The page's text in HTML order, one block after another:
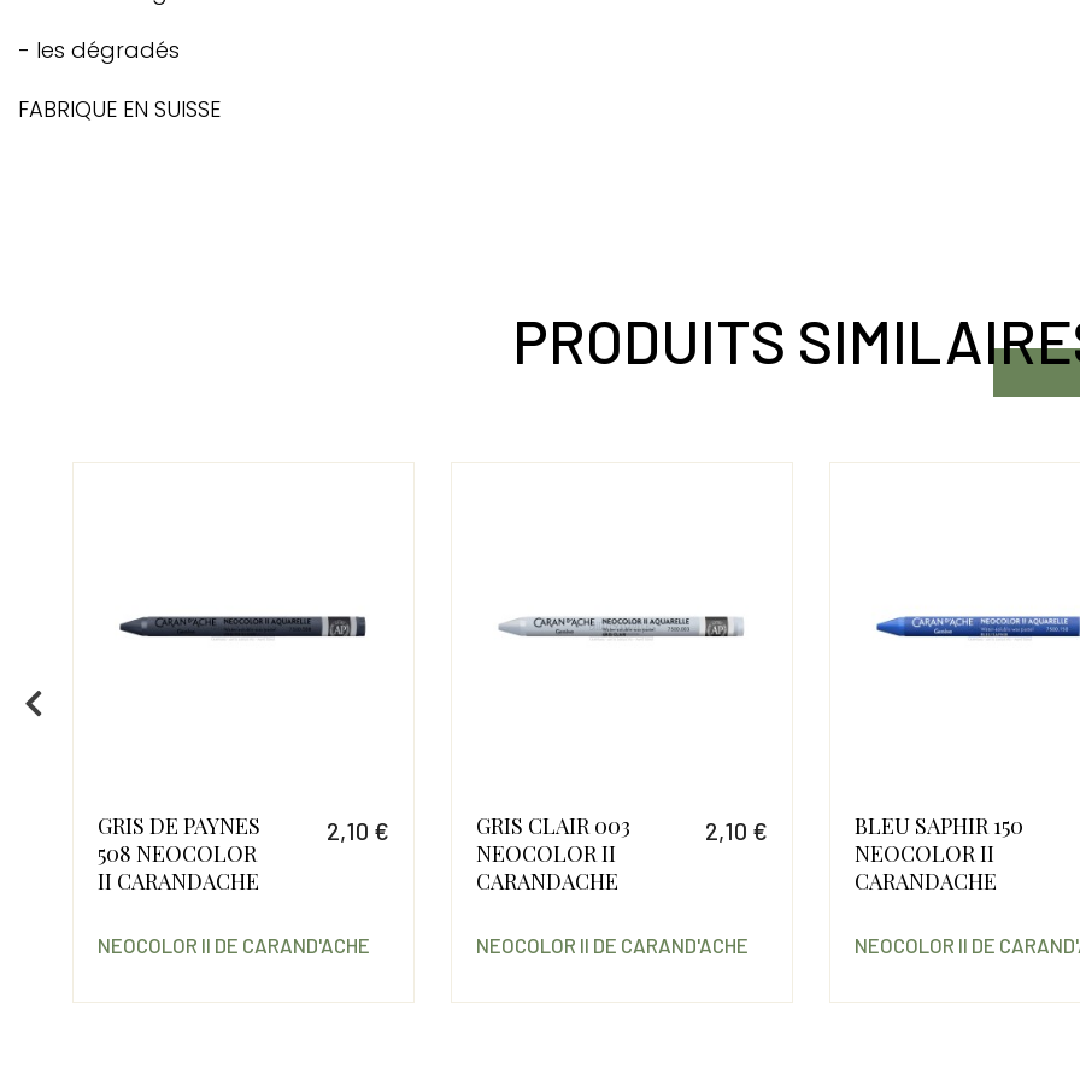
- les dégradés
FABRIQUE EN SUISSE
PRODUITS
GRIS DE PAYNES
508 NEOCOLOR
II CARANDACHE
2,10 €
NEOCOLOR II DE CARAND'ACHE
GRIS CLAIR 003
NEOCOLOR II
CARANDACHE
2,10 €
NEOCOLOR II DE CARAND'ACHE
BLEU SAPHIR 150
NEOCOLOR II
CARANDACHE
NEOCOLOR II DE